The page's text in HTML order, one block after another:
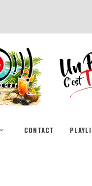
CONTACT